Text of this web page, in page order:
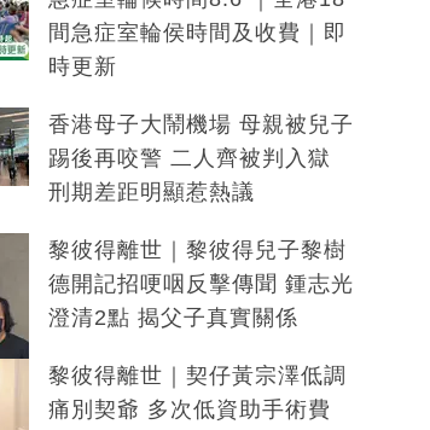
間急症室輪侯時間及收費｜即
時更新
香港母子大鬧機場 母親被兒子
踢後再咬警 二人齊被判入獄
刑期差距明顯惹熱議
黎彼得離世｜黎彼得兒子黎樹
德開記招哽咽反擊傳聞 鍾志光
澄清2點 揭父子真實關係
黎彼得離世｜契仔黃宗澤低調
痛別契爺 多次低資助手術費